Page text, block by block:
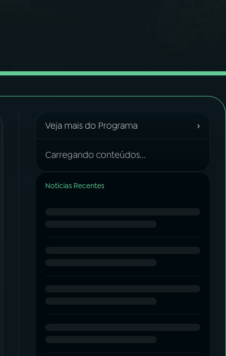
Veja mais do Programa ›
Carregando conteúdos...
Notícias Recentes